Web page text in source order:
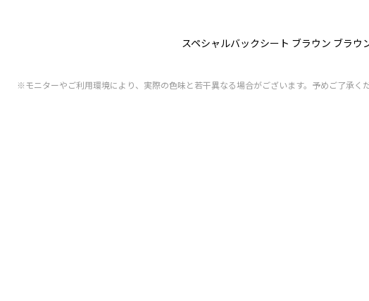
スペシャルバックシート ブラウン ブラウ
※モニターやご利用環境により、実際の色味と若干異なる場合がございます。予めご了承くだ